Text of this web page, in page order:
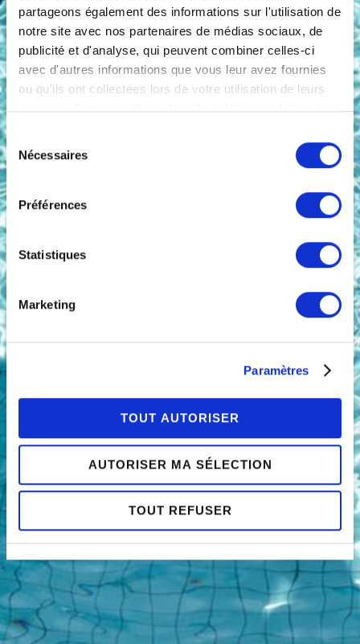
partageons également des informations sur l'utilisation de
notre site avec nos partenaires de médias sociaux, de
publicité et d'analyse, qui peuvent combiner celles-ci
avec d'autres informations que vous leur avez fournies
ou qu'ils ont collectées lors de votre utilisation de leurs
services. Comme indiqué dansla politique relative aux
cliquant sur « tout autoriser » ; vous refusez ce dépôt de
cookies (sauf cookies nécessaires) en cliquant sur « tout
paramétrer vos choix en fonction de la finalité des
autoriser ma sélection ». Vous pouvez retirer votre
consentement à tout moment via notre outil de
relative aux cookies sous l’onglet « mentions légales ».
Sélection
du
consentement
Nécessaires
Préférences
Statistiques
Marketing
Paramètres
TOUT AUTORISER
AUTORISER MA SÉLECTION
TOUT REFUSER